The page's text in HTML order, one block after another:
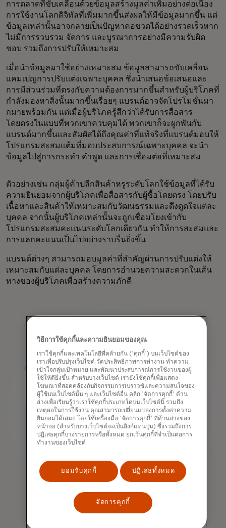
การตลาดที่ขับเคลื่อนด้วยข้อมูลสร้างมูลค่าเพิ่มอย่างต่อเนื่อง
การใช้งานโลกดิจิทัลที่เพิ่มมากขึ้นส่งผลให้มีข้อมูลมากขึ้น แต่
ข้อมูลเหล่านั้นอาจกลายเป็นปัญหาคอขวดได้อย่างรวดเร็วหาก
ไม่มีการรวบรวม จัดการ และบูรณาการอย่างมีความรับผิด
ชอบ รวมถึงการปรับให้เหมาะสม
เมื่อนำข้อมูลมาใช้อย่างเหมาะสม ข้อมูลสามารถขับเคลื่อน
แคมเปญการปรับแต่งเฉพาะบุคคล ซึ่งนำเสนอข้อเสนอและ
การมีส่วนร่วมที่ตรงกับความต้องการมากขึ้นสำหรับผู้บริโภคที่
กำลังมองหาสิ่งนั้นมากขึ้นเรื่อยๆ แบรนด์อาจจัดโปรโมชั่นมา
กมายพร้อมกัน แต่เมื่อผู้บริโภครู้สึกว่าได้รับการสื่อสาร
โดยตรงในแบบที่พวกเขาควบคุมได้ พวกเขาก็จะผูกพันกับ
แบรนด์มากขึ้นและสัมผัสได้ถึงคุณค่าที่แท้จริงที่แบรนด์มอบให้
โปรแกรมสะสมแต้มที่มอบประสบการณ์เฉพาะบุคคล จะนำ
ข้อมูลไปสู่การกระทำ คำพูด และการเชื่อมต่อที่เหมาะสม
ตัวอย่างเช่น กลุ่มผู้ค้าปลีกสินค้าหรูระดับโลกใช้ข้อมูลที่ได้รับ
ความยินยอมจากผู้บริโภคเพื่อสื่อสารกับผู้ซื้อโดยตรง โดยปรับ
เนื้อหาและสินค้าให้เหมาะสมกับวัฒนธรรมและดึงดูดใจแต่ละ
บุคคล จากนั้นผู้บริโภคเหล่านั้นจะถูกเชื่อมโยงเข้ากับ
โปรแกรมสะสมคะแนนระดับโลกเดียวกัน ทำให้การสะสมและ
การแลกคะแนนเป็นไปอย่างราบรื่นยิ่งขึ้น
แบรนด์ต่างๆ สามารถมอบมูลค่าที่สำคัญผ่านการปรับแต่งให้
เหมาะสมกับแต่ละบุคคล โดยการอำนวยความสะดวกในเส้น
ทางของผู้บริโภคเพื่อสร้างความภักดี
วิธีการใช้คุกกี้และความยินยอมของคุณ
เราใช้คุกกี้และเทคโนโลยีที่คล้ายกัน ('คุกกี้') บนเว็บไซต์ของ
เราเพื่อปรับปรุงเว็บไซต์ วัดประสิทธิภาพการทำงาน ทำความ
เข้าใจกลุ่มเป้าหมาย และพัฒนาประสบการณ์การใช้งานของผู้
ใช้ให้ดียิ่งขึ้น สำหรับบางเว็บไซต์ เรายังใช้คุกกี้เพื่อแสดง
โฆษณาที่สอดคล้องกับกิจกรรมการเบราวซ์และความสนใจของ
ผู้ใช้บนเว็บไซต์นั้น ๆ และเว็บไซต์อื่น คลิก 'จัดการคุกกี้' ด้าน
ล่างเพื่อเรียนรู้ว่าเราใช้คุกกี้ประเภทใดบนเว็บไซต์นี้ รวมถึง
เหตุผลในการใช้งาน คุณสามารถเปลี่ยนแปลงการตั้งค่าความ
ยินยอมได้เสมอ โดยใช้เครื่องมือ 'จัดการคุกกี้' ที่ด้านล่างของ
หน้าจอ (สำหรับบางเว็บไซต์จะเป็นลิงก์แทนปุ่ม) ซึ่งรวมถึงการ
ปฏิเสธคุกกี้บางรายการหรือทั้งหมด ยกเว้นคุกกี้ที่จำเป็นต่อการ
ทำงานของเว็บไซต์
ยอมรับคุกกี้ ปฏิเสธทั้งหมด
จัดการคุกกี้